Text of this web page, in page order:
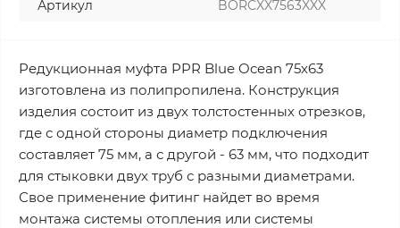
Артикул
BORCXX7563XXX
Редукционная муфта PPR Blue Ocean 75х63
изготовлена из полипропилена. Конструкция
изделия состоит из двух толстостенных отрезков,
где с одной стороны диаметр подключения
составляет 75 мм, а с другой - 63 мм, что подходит
для стыковки двух труб с разными диаметрами.
Свое применение фитинг найдет во время
монтажа системы отопления или системы